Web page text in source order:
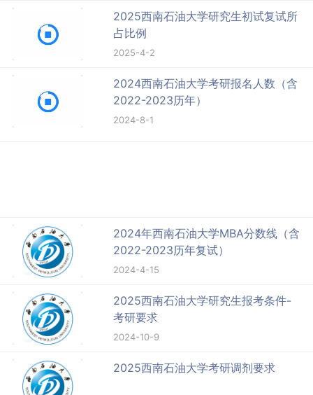
2025西南石油大学研究生初试复试所
占比例
2025-4-2
2024西南石油大学考研报名人数（含
2022-2023历年）
2024-8-1
2024年西南石油大学MBA分数线（含
2022-2023历年复试）
2024-4-15
2025西南石油大学研究生报考条件-
考研要求
2024-10-9
2025西南石油大学考研调剂要求